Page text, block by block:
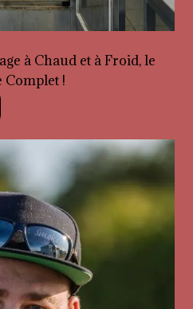
à Chaud et à Froid, le
Complet !